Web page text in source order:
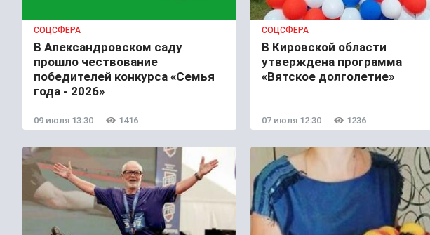
СОЦСФЕРА
В Александровском саду
прошло чествование
победителей конкурса «Семья
года - 2026»
09 июля 13:30 1416
СОЦСФЕРА
В Кировской области
утверждена программа
«Вятское долголетие»
07 июля 12:30 1236